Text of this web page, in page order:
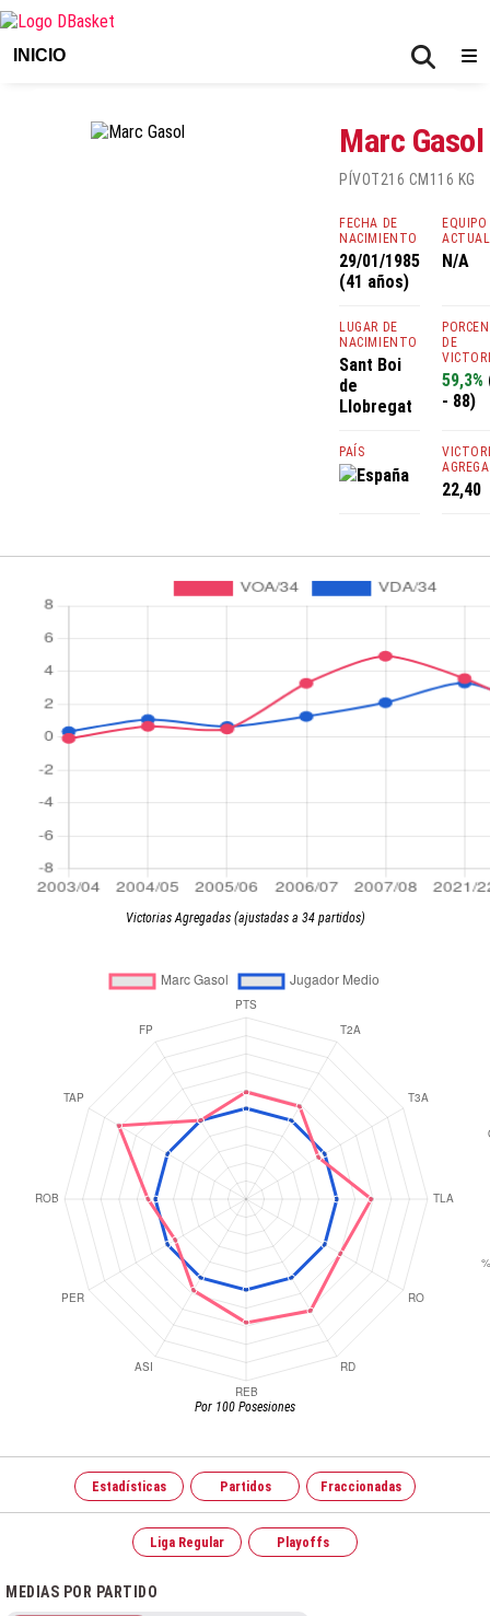
INICIO
Marc Gasol
PÍVOT216 CM 116 KG
FECHA DE
NACIMIENTO
29/01/1985
(41 años)
LUGAR DE
NACIMIENTO
Sant Boi
de
Llobregat
PAÍS
España
EQUIPO
ACTUAL
N/A
DE
59,3%
- 88)
22,40
Victorias Agregadas (ajustadas a 34 partidos)
Por 100 Posesiones
Estadísticas Partidos Fraccionadas
Liga Regular Playoffs
MEDIAS POR PARTIDO